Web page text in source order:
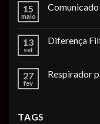
15
maio
13
set
Diferença
27
fev
Respirador
TAGS